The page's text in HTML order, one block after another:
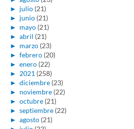
► julio (21)
► junio (21)
► mayo (21)
► abril (21)
► marzo (23)
► febrero (20)
► enero (22)
► 2021 (258)
► diciembre (23)
► noviembre (22)
► octubre (21)
► septiembre (22)
► agosto (21)